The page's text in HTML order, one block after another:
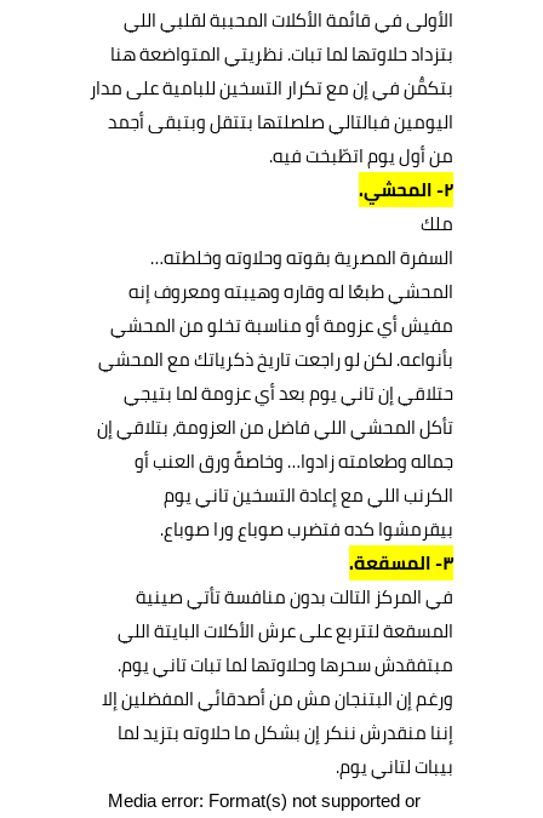
الأولى في قائمة الأكلات المحببة لقلبي اللي
بتزداد حلاوتها لما تبات. نظريتي المتواضعة هنا
بتكمُّن في إن مع تكرار التسخين للبامية على مدار
اليومين فبالتالي صلصلتها بتتقل وبتبقى أجمد
من أول يوم اتطّبخت فيه.
٢- المحشي.
ملك
السفرة المصرية بقوته وحلاوته وخلطته…
المحشي طبعًا له وقاره وهيبته ومعروف إنه
مفيش أي عزومة أو مناسبة تخلو من المحشي
بأنواعه. لكن لو راجعت تاريخ ذكرياتك مع المحشي
حتلاقي إن تاني يوم بعد أي عزومة لما بتيجي
تأكل المحشي اللي فاضل من العزومة، بتلاقي إن
جماله وطعامته زادوا… وخاصةً ورق العنب أو
الكرنب اللي مع إعادة التسخين تاني يوم
بيقرمشوا كده فتضرب صوباع ورا صوباع.
٣- المسقعة.
في المركز التالت بدون منافسة تأتي صينية
المسقعة لتتربع على عرش الأكلات البايتة اللي
مبتفقدش سحرها وحلاوتها لما تبات تاني يوم.
ورغم إن البتنجان مش من أصدقائي المفضلين إلا
إننا منقدرش ننكر إن بشكل ما حلاوته بتزيد لما
بيبات لتاني يوم.
مشغلMedia error: Format(s) not supported or